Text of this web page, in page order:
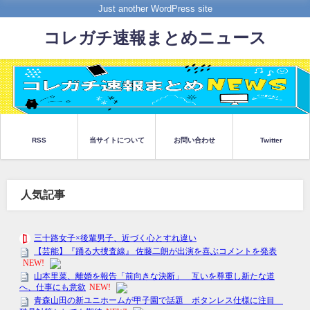
Just another WordPress site
コレガチ速報まとめニュース
RSS 当サイトについて お問い合わせ Twitter
人気記事